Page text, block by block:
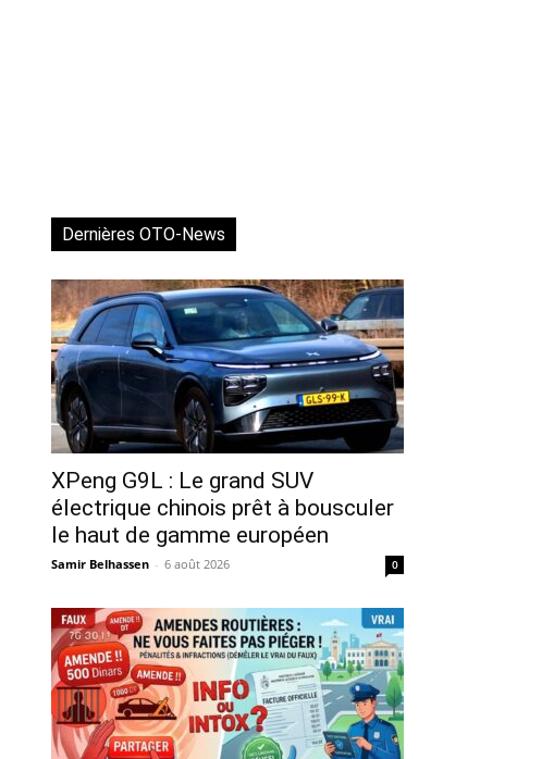
Dernières OTO-News
XPeng G9L : Le grand SUV
électrique chinois prêt à bousculer
le haut de gamme européen
Samir Belhassen - 6 août 2026 0